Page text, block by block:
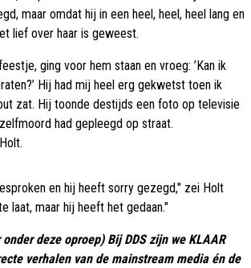
maar omdat hij in een heel, heel, heel lang en
lief over haar is geweest.
ging voor hem staan en vroeg: ’Kan ik
Hij had mij heel erg gekwetst toen ik
zat. Hij toonde destijds een foto op televisie
had gepleegd op straat.
en hij heeft sorry gezegd," zei Holt
laat, maar hij heeft het gedaan."
deze oproep) Bij DDS zijn we KLAAR
verhalen van de mainstream media én de